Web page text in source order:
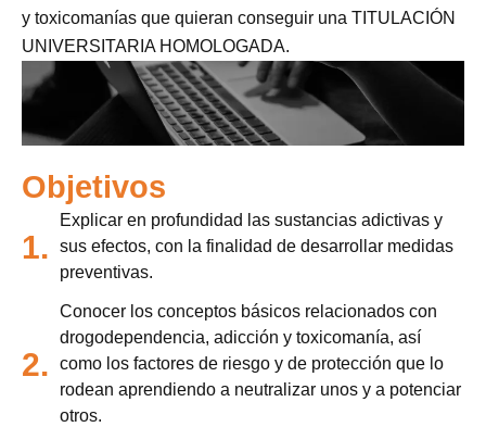
y toxicomanías que quieran conseguir una TITULACIÓN
UNIVERSITARIA HOMOLOGADA.
Objetivos
1.
Explicar en profundidad las sustancias adictivas y
sus efectos, con la finalidad de desarrollar medidas
preventivas.
2.
Conocer los conceptos básicos relacionados con
drogodependencia, adicción y toxicomanía, así
como los factores de riesgo y de protección que lo
rodean aprendiendo a neutralizar unos y a potenciar
otros.